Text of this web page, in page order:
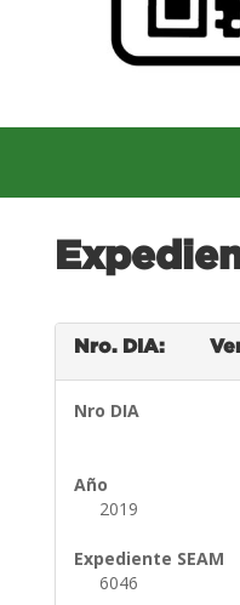
Nro. DIA:
Nro DIA
Año
2019
Expediente SEAM
6046